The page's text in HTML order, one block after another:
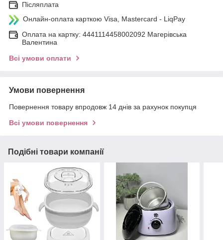
Післяплата
Онлайн-оплата карткою Visa, Mastercard - LiqPay
Оплата на картку: 4441114458002092 Магерівська
Валентина
Всі умови оплати
Умови повернення
Повернення товару впродовж 14 днів за рахунок покупця
Всі умови повернення
Подібні товари компанії